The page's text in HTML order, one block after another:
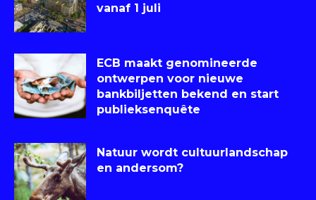
vanaf 1 juli
ECB maakt genomineerde
ontwerpen voor nieuwe
bankbiljetten bekend en start
publieksenquête
Natuur wordt cultuurlandschap
en andersom?